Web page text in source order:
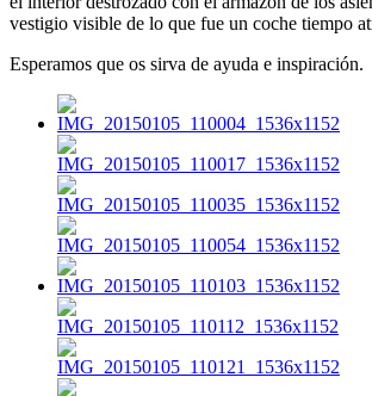
vestigio visible de lo que fue un coche tiempo
Esperamos que os sirva de ayuda e inspiración.